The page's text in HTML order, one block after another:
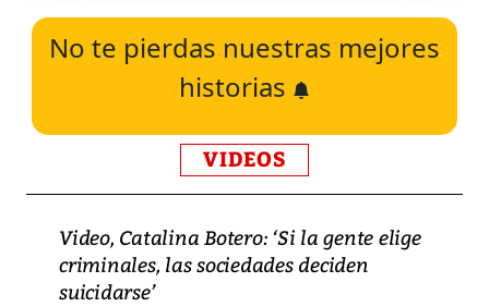
No te pierdas nuestras mejores
historias
VIDEOS
Video, Catalina Botero: ‘Si la gente elige
criminales, las sociedades deciden
suicidarse’